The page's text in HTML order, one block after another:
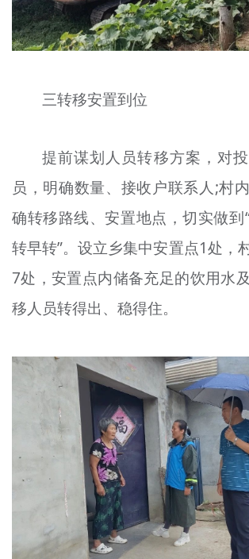
三转移安置到位
提前谋划人员转移方案，对
员，明确数量、接收户联系人;村
确转移路线、安置地点，切实做到
转早转”。设立乡集中安置点1处，
7处，安置点内储备充足的饮用水
移人员转得出、稳得住。